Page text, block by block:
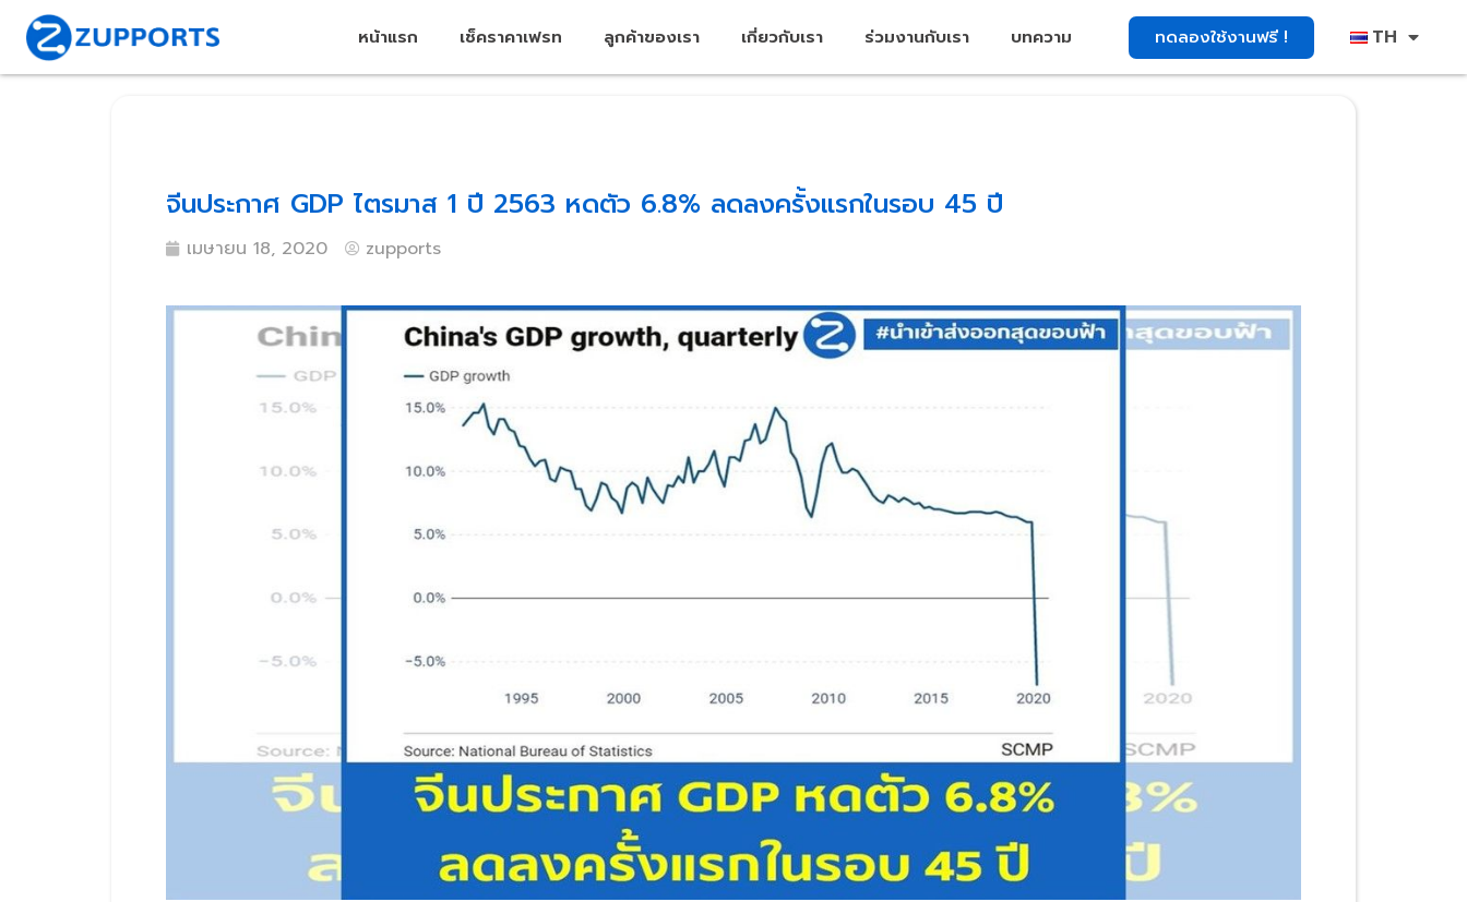
หน้าแรก เช็คราคาเฟรท ลูกค้าของเรา เกี่ยวกับเรา ร่วมงานกับเรา บทความ ทดลองใช้งานฟรี ! TH
จีนประกาศ GDP ไตรมาส 1 ปี 2563 หดตัว 6.8% ลดลงครั้งแรกในรอบ 45 ปี
เมษายน 18, 2020 zupports